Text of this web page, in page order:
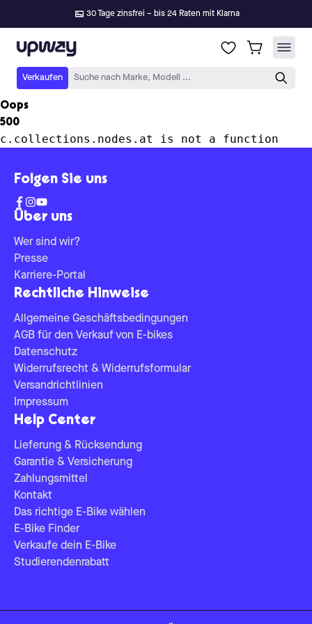
30 Tage zinsfrei – bis 24 Raten mit Klarna
Upway
Verkaufen Suche nach Marke, Modell ...
Oops
500
c.collections.nodes.at is not a function
Über uns
Wer sind wir?
Presse
Karriere-Portal
Rechtliche Hinweise
Allgemeine Geschäftsbedingungen
AGB für den Verkauf von E-bikes
Datenschutz
Widerrufsrecht & Widerrufsformular
Versandrichtlinien
Impressum
Help Center
Lieferung & Rücksendung
Garantie & Versicherung
Zahlungsmittel
Kontakt
Das richtige E-Bike wählen
E-Bike Finder
Verkaufe dein E-Bike
Studierendenrabatt
Folgen Sie uns